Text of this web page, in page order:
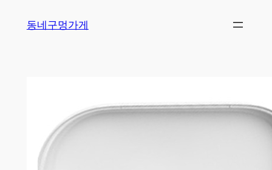
동네구멍가게